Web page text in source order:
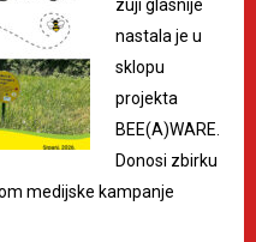
zuji glasnije
nastala je u
sklopu
projekta
BEE(A)WARE.
Donosi zbirku
medijske kampanje